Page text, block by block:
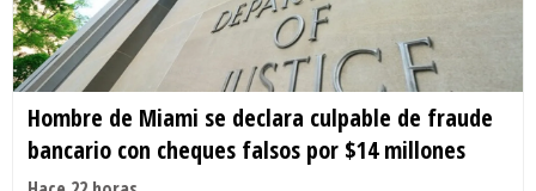
Hombre de Miami se declara culpable de fraude
bancario con cheques falsos por $14 millones